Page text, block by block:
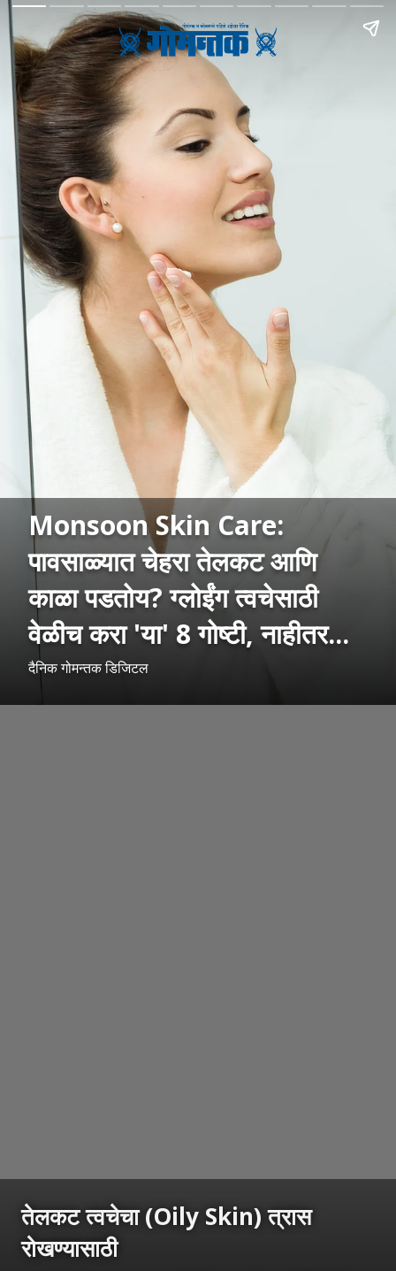
Monsoon Skin Care:
पावसाळ्यात चेहरा तेलकट आणि
काळा पडतोय? ग्लोईंग त्वचेसाठी
वेळीच करा 'या' 8 गोष्टी, नाहीतर...
दैनिक गोमन्तक डिजिटल
तेलकट त्वचेचा (Oily Skin) त्रास
रोखण्यासाठी